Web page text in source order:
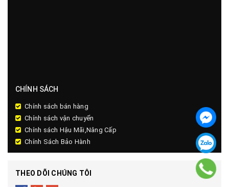
Chính sách vận chuyển
Chính Sách Bảo Hành
THEO DÕI CHÚNG TÔI